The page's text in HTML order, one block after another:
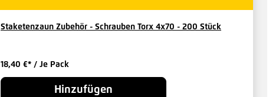
Staketenzaun Zubehör - Schrauben Torx 4x70 - 200 Stück
18,40 €* / Je Pack
Hinzufügen